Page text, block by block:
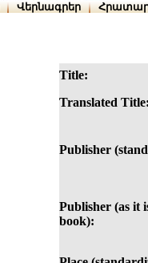
Վերնագրեր
Title:
Translated
Publisher
Publisher (as it
book):